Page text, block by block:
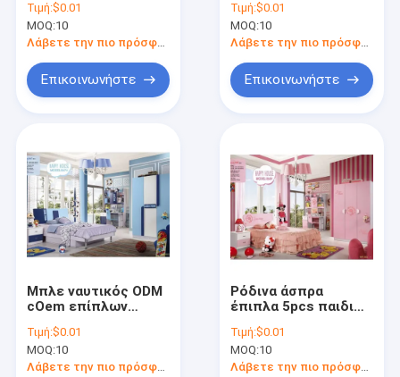
Προϊόντα
Σχετικά με εμάς
Γύρος εργοστασίων
πριγκηπισσών της
Disney
κρεβατοκάμαρων
Τιμή:$0.01
MOQ:10
Λάβετε την πιο πρόσφατη τιμή
Επικοινωνήστε
κρεβατοκάμαρων
παιδιών συνόλων
σύγχρονων κρεβάτι
Τιμή:$0.01
MOQ:10
Λάβετε την πιο πρόσφατη τιμή
Επικοινωνήστε
Μπλε ναυτικός ODM
cOem επίπλων
MDF περιλήψεων
κρεβατοκάμαρων
παιδιών
Τιμή:$0.01
MOQ:10
Λάβετε την πιο πρόσφατη τιμή
Ρόδινα άσπρα
έπιπλα 5pcs παιδιών
συνόλων
κρεβατοκάμαρων
παιδιών Cabrini
Τιμή:$0.01
MOQ:10
Λάβετε την πιο πρόσφατη τιμή